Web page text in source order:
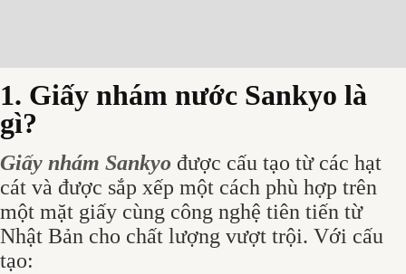
1. Giấy nhám nước Sankyo là
gì?
Giấy nhám Sankyo được cấu tạo từ các hạt
cát và được sắp xếp một cách phù hợp trên
một mặt giấy cùng công nghệ tiên tiến từ
Nhật Bản cho chất lượng vượt trội. Với cấu
tạo: